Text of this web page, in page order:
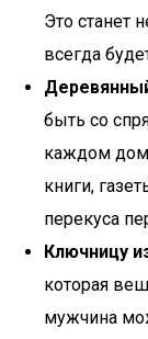
Это станет
всегда
быть со
каждом
книги,
перекуса
Ключницу
которая
мужчина